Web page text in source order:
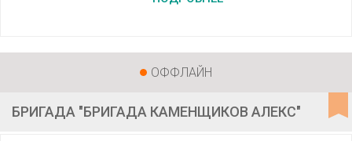
ОФФЛАЙН
БРИГАДА "БРИГАДА КАМЕНЩИКОВ АЛЕКС"